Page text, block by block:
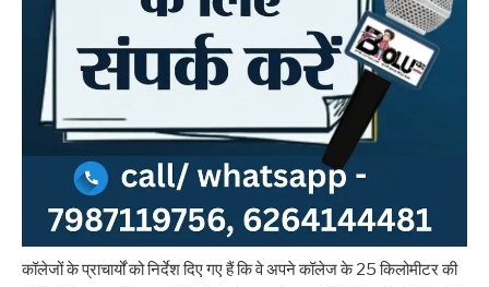
कॉलेजों के प्राचार्यों को निर्देश दिए गए हैं कि वे अपने कॉलेज के 25 किलोमीटर की